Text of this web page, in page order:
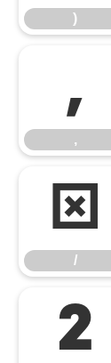
)
,
,
/
/
2